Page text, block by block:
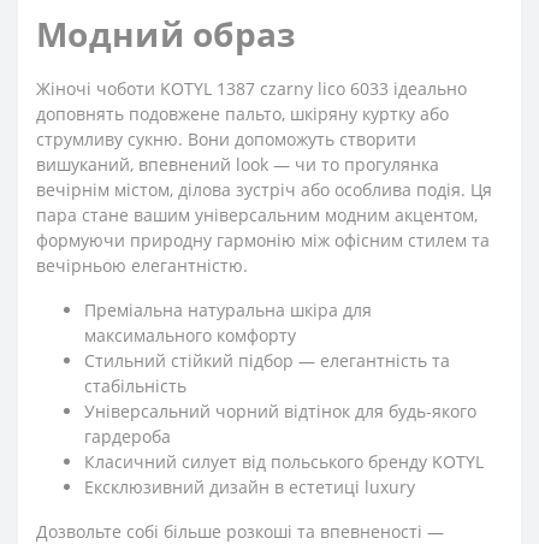
Модний образ
Жіночі чоботи KOTYL 1387 czarny lico 6033 ідеально
доповнять подовжене пальто, шкіряну куртку або
струмливу сукню. Вони допоможуть створити
вишуканий, впевнений look — чи то прогулянка
вечірнім містом, ділова зустріч або особлива подія. Ця
пара стане вашим універсальним модним акцентом,
формуючи природну гармонію між офісним стилем та
вечірньою елегантністю.
Преміальна натуральна шкіра для
максимального комфорту
Стильний стійкий підбор — елегантність та
стабільність
Універсальний чорний відтінок для будь-якого
гардероба
Класичний силует від польського бренду KOTYL
Ексклюзивний дизайн в естетиці luxury
Дозвольте собі більше розкоші та впевненості —